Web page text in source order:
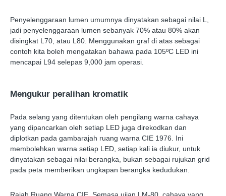
Penyelenggaraan lumen umumnya dinyatakan sebagai nilai L,
jadi penyelenggaraan lumen sebanyak 70% atau 80% akan
disingkat L70, atau L80. Menggunakan graf di atas sebagai
contoh kita boleh mengatakan bahawa pada 105ºC LED ini
mencapai L94 selepas 9,000 jam operasi.
Mengukur peralihan kromatik
Pada selang yang ditentukan oleh pengilang warna cahaya
yang dipancarkan oleh setiap LED juga direkodkan dan
diplotkan pada gambarajah ruang warna CIE 1976. Ini
membolehkan warna setiap LED, setiap kali ia diukur, untuk
dinyatakan sebagai nilai berangka, bukan sebagai rujukan grid
pada peta memberikan ungkapan berangka kedudukan.